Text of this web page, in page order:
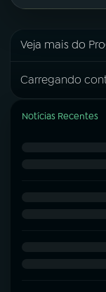
Veja mais do
Carregando
Notícias Recentes